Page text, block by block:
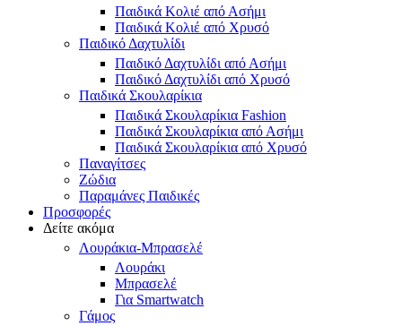
Παιδικά Κολιέ από Ασήμι
Παιδικά Κολιέ από Χρυσό
Παιδικό Δαχτυλίδι
Παιδικό Δαχτυλίδι από Ασήμι
Παιδικό Δαχτυλίδι από Χρυσό
Παιδικά Σκουλαρίκια
Παιδικά Σκουλαρίκια Fashion
Παιδικά Σκουλαρίκια από Ασήμι
Παιδικά Σκουλαρίκια από Χρυσό
Παναγίτσες
Ζώδια
Παραμάνες Παιδικές
Προσφορές
Δείτε ακόμα
Λουράκια-Μπρασελέ
Λουράκι
Μπρασελέ
Για Smartwatch
Γάμος